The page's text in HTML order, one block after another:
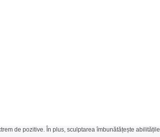
de pozitive. În plus, sculptarea îmbunătățește abilitățile